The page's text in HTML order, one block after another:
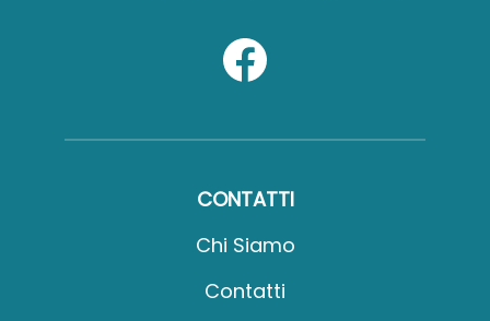
CONTATTI
Chi Siamo
Contatti